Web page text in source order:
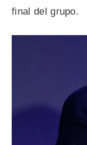
final del grupo.